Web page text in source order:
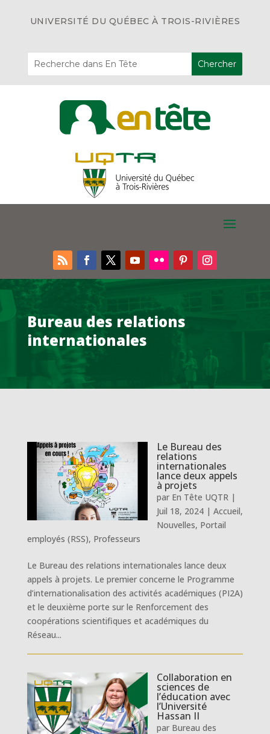
UNIVERSITÉ DU QUÉBEC À TROIS-RIVIÈRES
Bureau des relations
internationales
Le Bureau des
relations
internationales
lance deux appels
à projets
par En Tête UQTR|
Juil 18, 2024| Accueil,
Nouvelles, Portail
employés (RSS), Professeurs
Le Bureau des relations internationales lance deux
appels à projets. Le premier concerne le Programme
d’internationalisation des activités académiques (PI2A)
et le deuxième porte sur le Renforcement des
coopérations scientifiques et académiques du
Réseau...
Collaboration en
sciences de
l’éducation avec
l’Université
Hassan II
par Bureau des